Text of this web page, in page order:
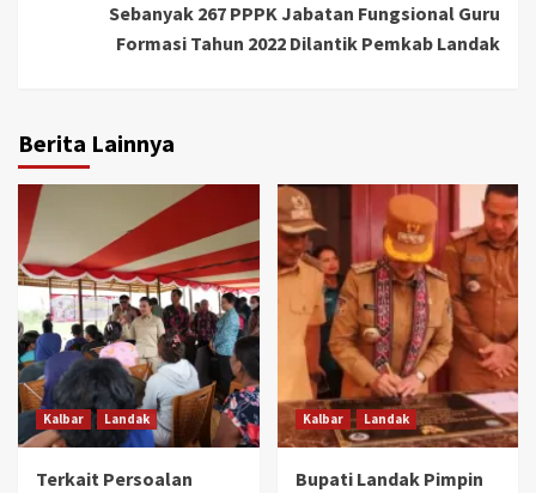
Sebanyak 267 PPPK Jabatan Fungsional Guru
Formasi Tahun 2022 Dilantik Pemkab Landak
Berita Lainnya
Kalbar Landak
Terkait Persoalan
Kalbar Landak
Bupati Landak Pimpin